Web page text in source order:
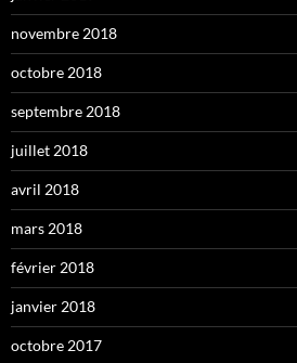
novembre 2018
octobre 2018
septembre 2018
juillet 2018
avril 2018
mars 2018
février 2018
janvier 2018
octobre 2017